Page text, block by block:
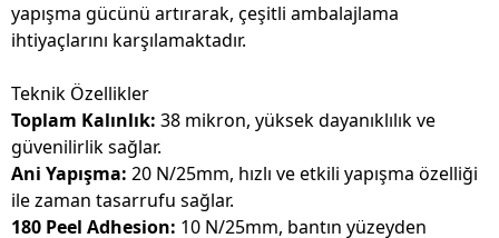
yapışma gücünü artırarak, çeşitli ambalajlama
ihtiyaçlarını karşılamaktadır.
Teknik Özellikler
Toplam Kalınlık: 38 mikron, yüksek dayanıklılık ve
güvenilirlik sağlar.
Ani Yapışma: 20 N/25mm, hızlı ve etkili yapışma özelliği
ile zaman tasarrufu sağlar.
180 Peel Adhesion: 10 N/25mm, bantın yüzeyden